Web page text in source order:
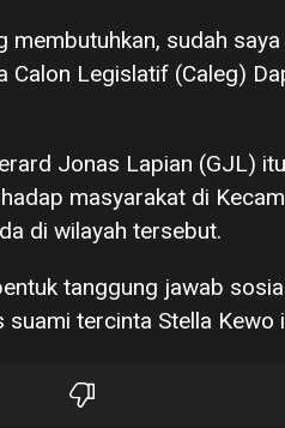
membutuhkan, sudah
Calon Legislatif (Caleg)
Jonas Lapian (GJL)
masyarakat di
di wilayah tersebut.
tanggung jawab
suami tercinta Stella Kewo